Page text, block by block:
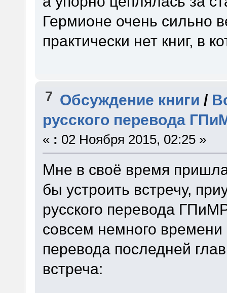
Гермионе очень сильно
практически нет книг, в
7 Обсуждение книги /
русского перевода
« : 02 Ноября 2015, 02:25 »
Мне в своё время
бы устроить встречу,
русского перевода
совсем немного
перевода последней
встреча: